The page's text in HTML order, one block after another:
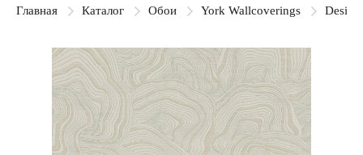
Главная Каталог Обои York Wallcoverings